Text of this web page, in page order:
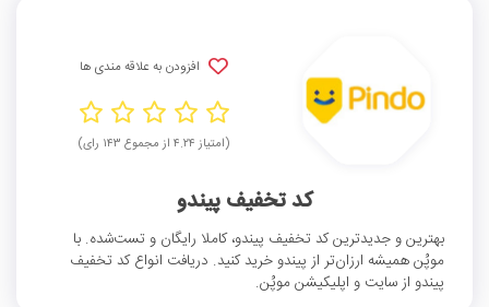
افزودن به علاقه مندی ها
(امتیاز ۴.۲۴ از مجموع ۱۴۳ رای)
کد تخفیف پیندو
بهترین و جدیدترین کد تخفیف پیندو، کاملا رایگان و تست‌شده. با
موپُن همیشه ارزان‌تر از پیندو خرید کنید. دریافت انواع کد تخفیف
پیندو از سایت و اپلیکیشن موپُن.